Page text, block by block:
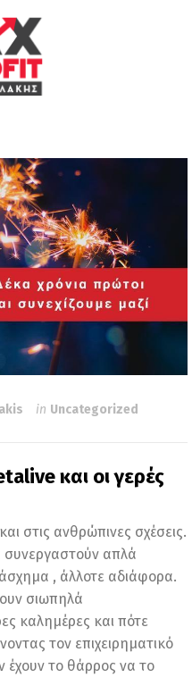
in Uncategorized
και οι γερές
στις ανθρώπινες σχέσεις.
συνεργαστούν απλά
, άλλοτε αδιάφορα.
σιωπηλά
καλημέρες και πότε
τον επιχειρηματικό
έχουν το θάρρος να το